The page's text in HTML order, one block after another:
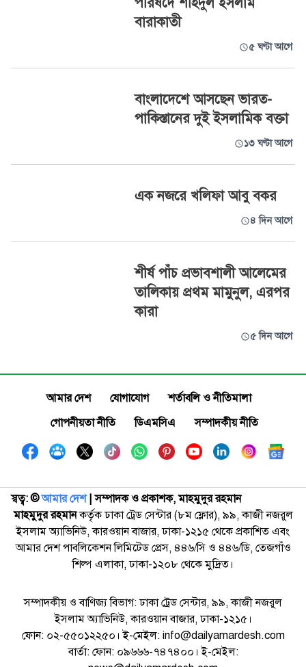
বারাকাতী
৫ ঘণ্টা আগে
বাংলাদেশে আসছেন ভারত-
পাকিস্তানের দুই ইসলামিক বক্তা
১৩ ঘণ্টা আগে
এক নজরে খলিফা আবু বকর
৪ দিন আগে
শীর্ষ পাঁচ প্রভাবশালী আলেমের
তালিকায় প্রথম মামুনুল, এরপর
কারা
৫ দিন আগে
আমার দেশ যোগাযোগ
শর্তাবলি ও নীতিমালা
গোপনীয়তা নীতি
ডিএমসিএ সম্পাদকীয় নীতি
স্বত্ব: ©️আমার দেশ| সম্পাদক ও প্রকাশক, মাহমুদুর রহমান
মাহমুদুর রহমানকর্তৃক ঢাকা ট্রেড সেন্টার (৮ম ফ্লোর), ৯৯, কাজী নজরুল
ইসলাম অ্যাভিনিউ, কারওয়ান বাজার, ঢাকা-১২১৫ থেকে প্রকাশিত এবং
আমার দেশ পাবলিকেশন লিমিটেড প্রেস, ৪৪৬/সি ও ৪৪৬/ডি, তেজগাঁও
শিল্প এলাকা, ঢাকা-১২০৮ থেকে মুদ্রিত।
সম্পাদকীয় ও বাণিজ্য বিভাগ: ঢাকা ট্রেড সেন্টার, ৯৯, কাজী নজরুল
ইসলাম অ্যাভিনিউ, কারওয়ান বাজার, ঢাকা-১২১৫।
ফোন: ০২-৫৫০১২২৫০। ই-মেইল: info@dailyamardesh.com
বার্তা: ফোন: ০৯৬৬৬-৭৪৭৪০০। ই-মেইল: